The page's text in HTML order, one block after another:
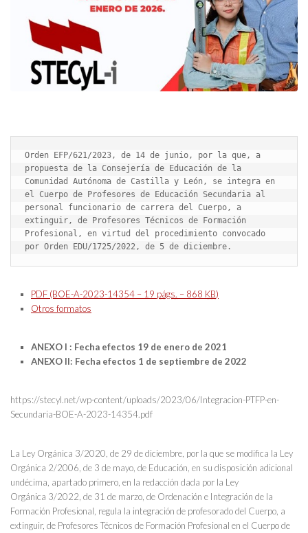
Orden EFP/621/2023, de 14 de junio, por la que, a
propuesta de la Consejería de Educación de la
Comunidad Autónoma de Castilla y León, se integra en
el Cuerpo de Profesores de Educación Secundaria al
personal funcionario de carrera del Cuerpo, a
extinguir, de Profesores Técnicos de Formación
Profesional, en virtud del procedimiento convocado
por Orden EDU/1725/2022, de 5 de diciembre.
PDF (BOE-A-2023-14354 – 19 págs. – 868 KB)
Otros formatos
ANEXO I : Fecha efectos 19 de enero de 2021
ANEXO II: Fecha efectos 1 de septiembre de 2022
https://stecyl.net/wp-content/uploads/2023/06/Integracion-PTFP-en-
Secundaria-BOE-A-2023-14354.pdf
La Ley Orgánica 3/2020, de 29 de diciembre, por la que se modifica la Ley
Orgánica 2/2006, de 3 de mayo, de Educación, en su disposición adicional
undécima, apartado primero, en la redacción dada por la Ley
Orgánica 3/2022, de 31 de marzo, de Ordenación e Integración de la
Formación Profesional, regula la integración de profesorado del Cuerpo, a
extinguir, de Profesores Técnicos de Formación Profesional en el Cuerpo de